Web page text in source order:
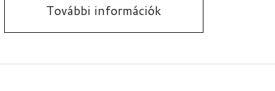
További információk